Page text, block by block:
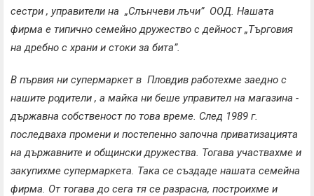
сестри , управители на „Слънчеви лъчи” ООД. Нашата
фирма е типично семейно дружество с дейност „Търговия
на дребно с храни и стоки за бита”.
В първия ни супермаркет в Пловдив работехме заедно с
нашите родители , а майка ни беше управител на магазина -
държавна собственост по това време. След 1989 г.
последваха промени и постепенно започна приватизацията
на държавните и общински дружества. Тогава участвахме и
закупихме супермаркета. Така се създаде нашата семейна
фирма. От тогава до сега тя се разрасна, построихме и